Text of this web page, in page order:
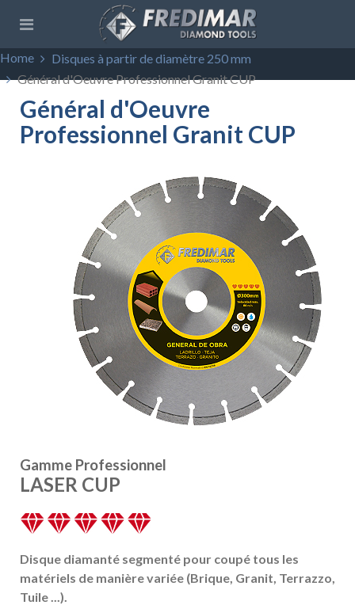
Home
Disques à partir de diamètre 250 mm
Général d'Oeuvre Professionnel Granit CUP
Général d'Oeuvre
Professionnel Granit CUP
Gamme Professionnel
LASER CUP
Disque diamanté segmenté pour coupé tous les
matériels de manière variée (Brique, Granit, Terrazzo,
Tuile ...).